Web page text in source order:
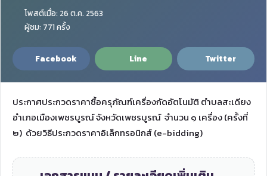
โพสต์เมื่อ: 26 ต.ค. 2563
ผู้ชม: 771 ครั้ง
Facebook Line Twitter
ประกาศประกวดราคาซื้อครุภัณฑ์เครื่องกัดอัตโนมัติ ตำบลสะเดียง
อำเภอเมืองเพชรบูรณ์ จังหวัดเพชรบูรณ์ จำนวน ๑ เครื่อง (ครั้งที่
๒) ด้วยวิธีประกวดราคาอิเล็กทรอนิกส์ (e-bidding)